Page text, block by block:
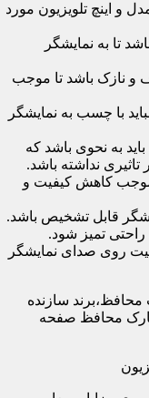
و اینچ تلویزیون مورد
تا به نمایشگر
و نازک باشد تا موجب
با چسب به نمایشگر
به نحوی باشد که
نداشته باشد.
موجب کاهش کیفیت و
قابل تشخیص باشد.
راحتی تمیز شود.
روی صدای نمایشگر
سازنده
مارک محافظ صفحه